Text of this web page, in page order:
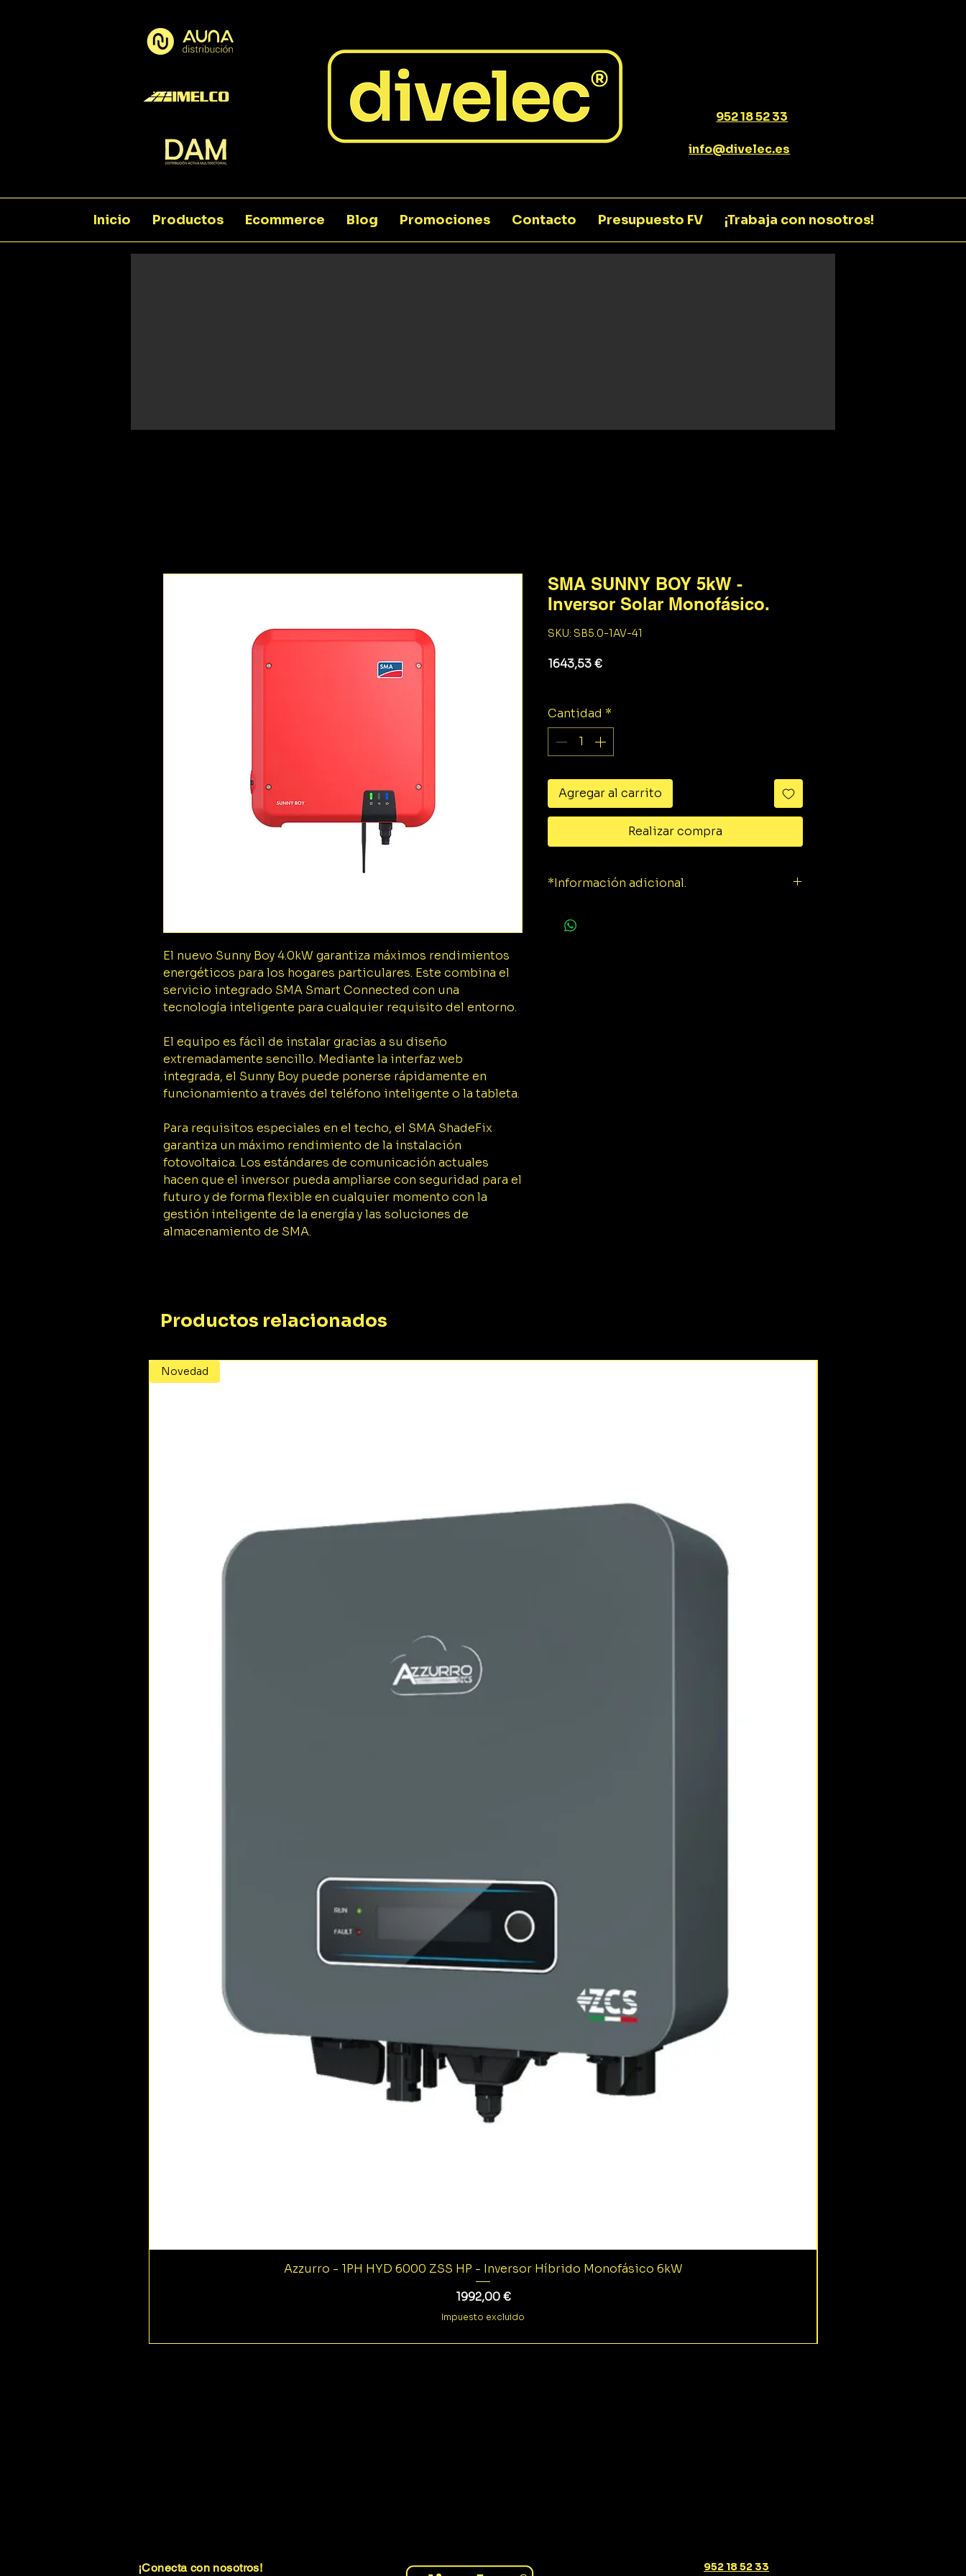
952 18 52 33
info@divelec.es
Inicio Productos Ecommerce Blog Promociones Contacto Presupuesto FV ¡Trabaja con nosotros!
El nuevo Sunny Boy 4.0kW garantiza máximos rendimientos
energéticos para los hogares particulares. Este combina el
servicio integrado SMA Smart Connected con una
tecnología inteligente para cualquier requisito del entorno.
El equipo es fácil de instalar gracias a su diseño
extremadamente sencillo. Mediante la interfaz web
integrada, el Sunny Boy puede ponerse rápidamente en
funcionamiento a través del teléfono inteligente o la tableta.
Para requisitos especiales en el techo, el SMA ShadeFix
garantiza un máximo rendimiento de la instalación
fotovoltaica. Los estándares de comunicación actuales
hacen que el inversor pueda ampliarse con seguridad para el
futuro y de forma flexible en cualquier momento con la
gestión inteligente de la energía y las soluciones de
almacenamiento de SMA.
SMA SUNNY BOY 5kW -
Inversor Solar Monofásico.
SKU: SB5.0-1AV-41
1643,53 €Precio
Cantidad *
Agregar al carrito
Realizar compra
*Información adicional.
Productos relacionados
Novedad
Azzurro - 1PH HYD 6000 ZSS HP - Inversor Híbrido Monofásico 6kW
Precio
1992,00 €
Impuesto excluido
¡Conecta con nosotros! 952 18 52 33